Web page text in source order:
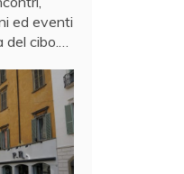
ed eventi
cibo.…